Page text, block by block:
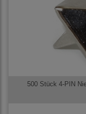
500 Stück 4-PIN